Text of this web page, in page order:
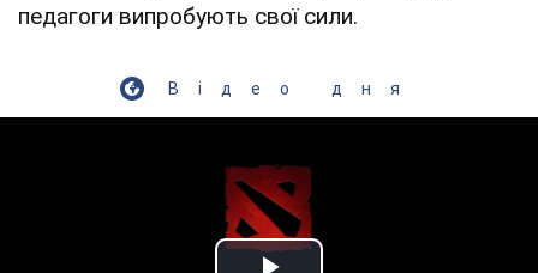
педагоги випробують свої сили.
Відео дня